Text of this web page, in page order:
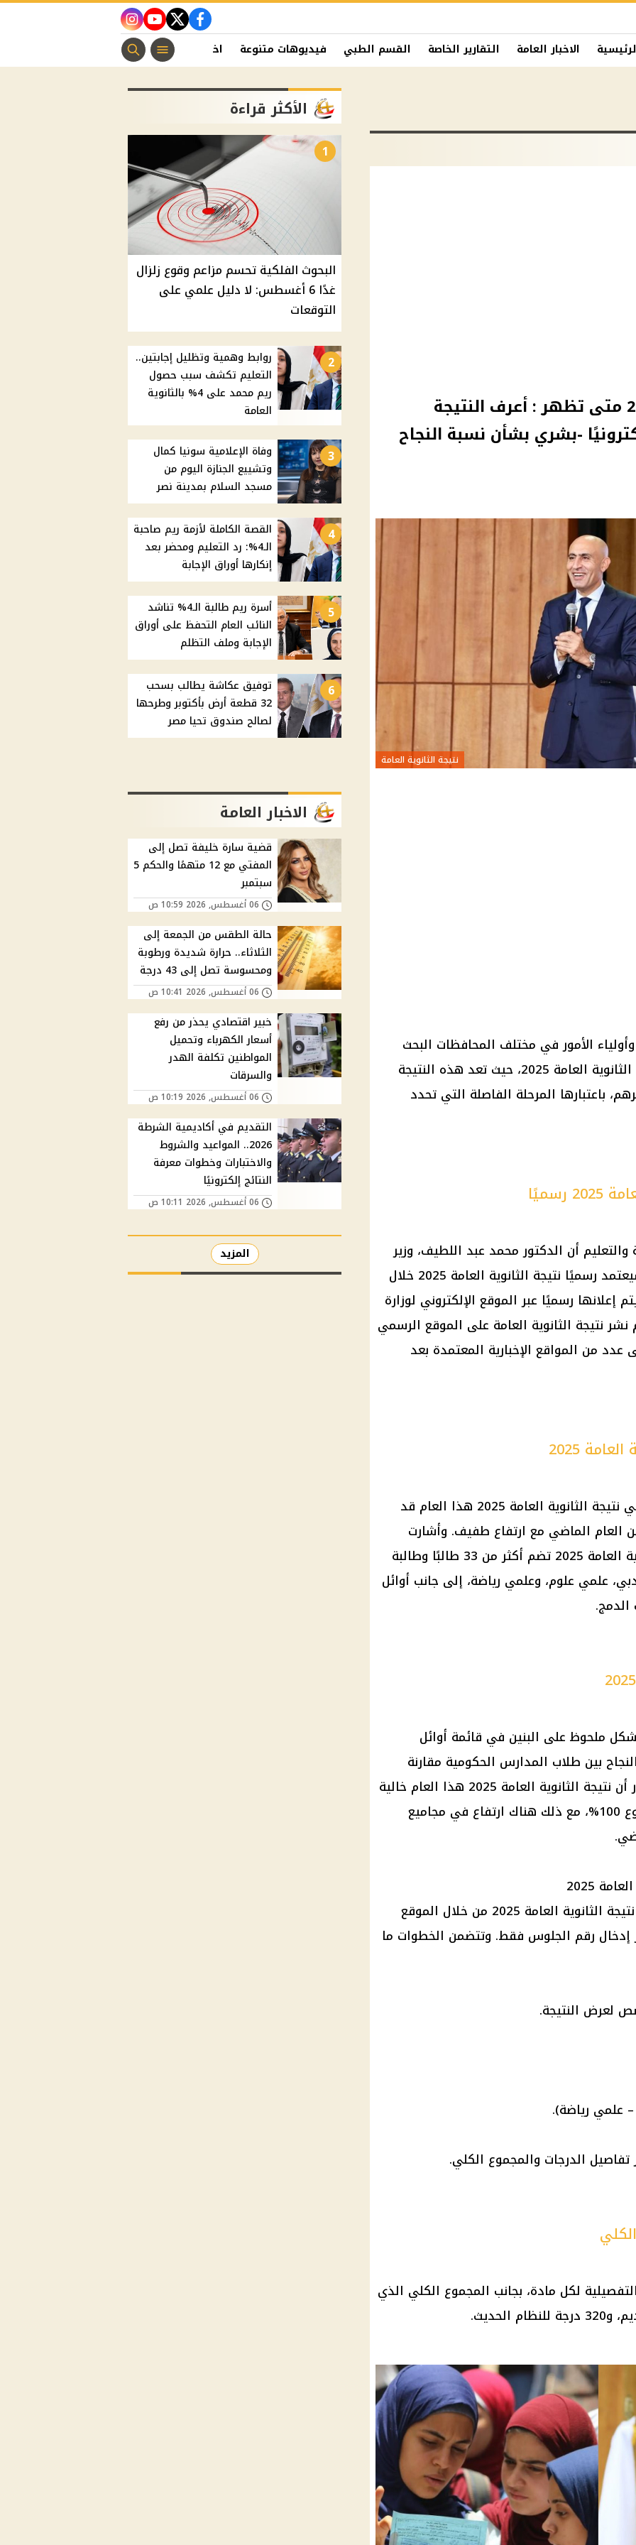
facebook
twitter
youtube
instagram
الاخبار العامة التقارير الخاصة القسم الطبي فيديوهات متنوعة اخبار الفن منوعات مسيحية
نتيجة الثانوية العامة 2025 متى تظهر : أعرف النتيجة
-بشري بشأن نسبة النجاح
نتيجة الثانوية العامة
الأمور في مختلف المحافظات البحث
العامة
2025، حيث تعد هذه النتيجة
باعتبارها المرحلة الفاصلة التي تحدد
والتعليم أن الدكتورمحمد عبد اللطيف، وزير
رسميًا نتيجة الثانوية العامة 2025
خلال
إعلانها رسميًا عبر الموقع الإلكتروني لوزارة
نشرنتيجة الثانوية العامة على الموقع الرسمي
عدد من المواقع الإخبارية المعتمدة بعد
2025
نتيجة الثانوية العامة 2025
هذا العام قد
من العام الماضي مع ارتفاع طفيف. وأشارت
2025
تضم أكثر من 33 طالبًا وطالبة
علمي علوم، وعلمي رياضة، إلى جانب أوائل
ملحوظ على البنين في قائمة أوائل
بين طلاب المدارس الحكومية مقارنة
أن نتيجة الثانوية العامة 2025
هذا العام خالية
تمامًا من أي طالب حصل على مجموع 100%، مع ذلك هناك ارتفاع في مجاميع
الثانوية العامة
2025 من خلال الموقع
إدخال رقم الجلوس فقط. وتتضمن الخطوات ما
لعرض النتيجة.
علمي رياضة).
الدرجات والمجموع الكلي.
لكل مادة، بجانب المجموع الكلي الذي
الأكثر قراءة
1
البحوث الفلكية تحسم مزاعم وقوع زلزال
غدًا 6 أغسطس: لا دليل علمي على
التوقعات
2
روابط وهمية وتظليل إجابتين..
التعليم تكشف سبب حصول
ريم محمد على 4% بالثانوية
العامة
3
وفاة الإعلامية سونيا كمال
وتشييع الجنازة اليوم من
مسجد السلام بمدينة نصر
4
القصة الكاملة لأزمة ريم صاحبة
الـ4%: رد التعليم ومحضر بعد
إنكارها أوراق الإجابة
5
أسرة ريم طالبة الـ4% تناشد
النائب العام التحفظ على أوراق
الإجابة وملف التظلم
6
توفيق عكاشة يطالب بسحب
32 قطعة أرض بأكتوبر وطرحها
لصالح صندوق تحيا مصر
الاخبار العامة
قضية سارة خليفة تصل إلى
المفتي مع 12 متهمًا والحكم 5
سبتمبر
06 أغسطس, 2026 10:59 ص
حالة الطقس من الجمعة إلى
الثلاثاء.. حرارة شديدة ورطوبة
ومحسوسة تصل إلى 43 درجة
06 أغسطس, 2026 10:41 ص
خبير اقتصادي يحذر من رفع
أسعار الكهرباء وتحميل
المواطنين تكلفة الهدر
والسرقات
06 أغسطس, 2026 10:19 ص
التقديم في أكاديمية الشرطة
2026.. المواعيد والشروط
والاختبارات وخطوات معرفة
النتائج إلكترونيًا
06 أغسطس, 2026 10:11 ص
المزيد